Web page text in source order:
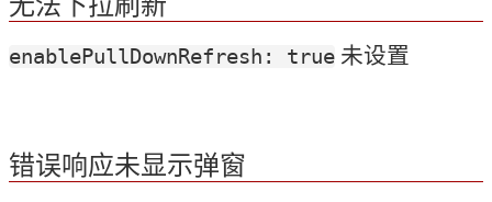
enablePullDownRefresh: true 未设置
错误响应未显示弹窗